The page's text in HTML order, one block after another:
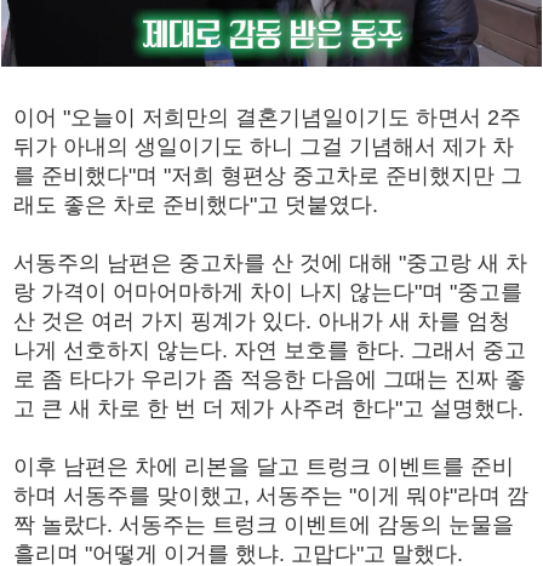
이어 "오늘이 저희만의 결혼기념일이기도 하면서 2주
뒤가 아내의 생일이기도 하니 그걸 기념해서 제가 차
를 준비했다"며 "저희 형편상 중고차로 준비했지만 그
래도 좋은 차로 준비했다"고 덧붙였다.
서동주의 남편은 중고차를 산 것에 대해 "중고랑 새 차
랑 가격이 어마어마하게 차이 나지 않는다"며 "중고를
산 것은 여러 가지 핑계가 있다. 아내가 새 차를 엄청
나게 선호하지 않는다. 자연 보호를 한다. 그래서 중고
로 좀 타다가 우리가 좀 적응한 다음에 그때는 진짜 좋
고 큰 새 차로 한 번 더 제가 사주려 한다"고 설명했다.
이후 남편은 차에 리본을 달고 트렁크 이벤트를 준비
하며 서동주를 맞이했고, 서동주는 "이게 뭐야"라며 깜
짝 놀랐다. 서동주는 트렁크 이벤트에 감동의 눈물을
흘리며 "어떻게 이거를 했냐. 고맙다"고 말했다.